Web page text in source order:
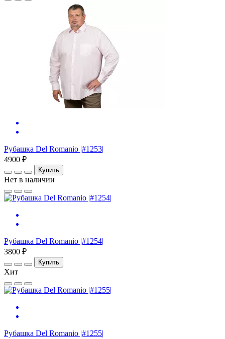
Рубашка Del Romanio |#1253|
4900 ₽
Купить
Нет в наличии
Рубашка Del Romanio |#1254|
3800 ₽
Купить
Хит
Рубашка Del Romanio |#1255|